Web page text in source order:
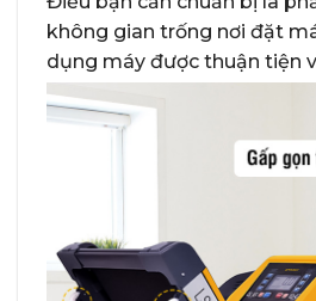
không gian trống nơi đặt
dụng máy được thuận tiện